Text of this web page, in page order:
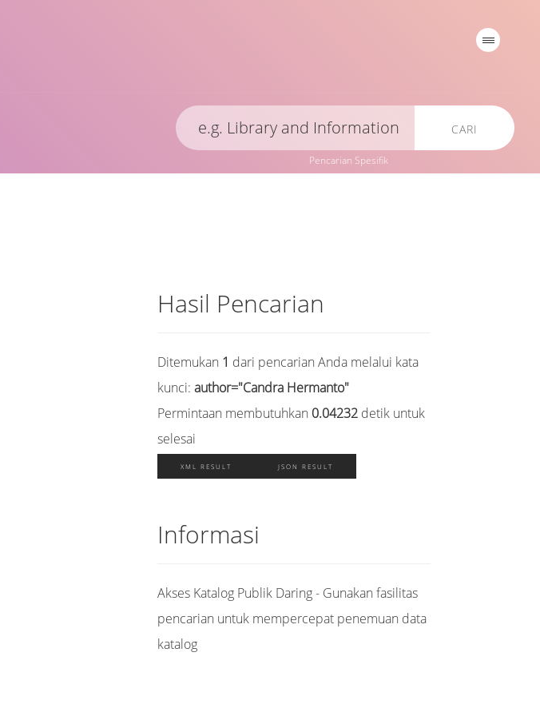
CARI
Pencarian Spesifik
Hasil Pencarian
Ditemukan 1 dari pencarian Anda melalui kata
kunci:author="Candra Hermanto"
Permintaan membutuhkan 0.04232 detik untuk
selesai
XML RESULT JSON RESULT
Informasi
Akses Katalog Publik Daring - Gunakan fasilitas
pencarian untuk mempercepat penemuan data
katalog